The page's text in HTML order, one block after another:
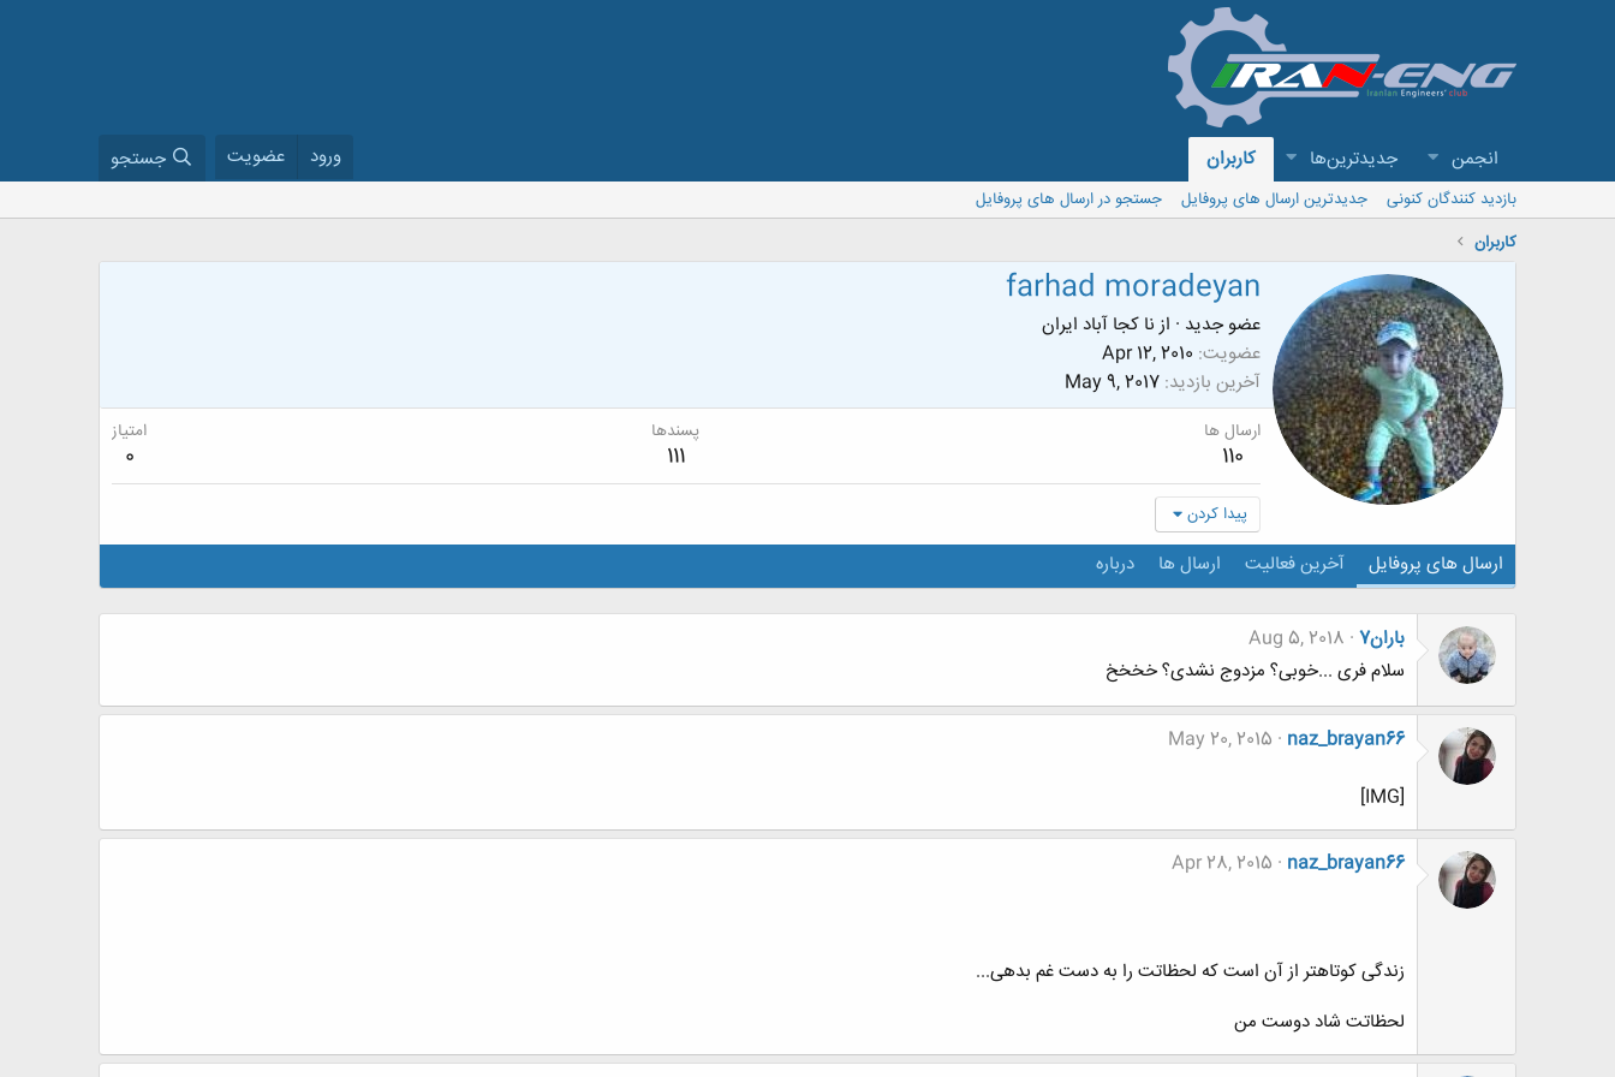
انجمن جدیدترین‌ها کاربران ورود عضویت جستجو
بازدید کنندگان کنونی جدیدترین ارسال های پروفایل
جستجو در ارسال های پروفایل
کاربران
farhad moradeyan
عضو جدید · از نا کجا آباد ایران
عضویت Apr 12, 2010
آخرین بازدید May 9, 2017
ارسال ها
110
پسندها
111
امتیاز
0
پیدا کردن
ارسال های پروفایل آخرین فعالیت ارسال ها درباره
باران7
Aug 5, 2018
سلام فری ...خوبی؟ مزدوج نشدی؟ خخخخ
naz_brayan66
May 20, 2015
[IMG]
naz_brayan66
Apr 28, 2015
زندگی کوتاهتر از آن است که لحظاتت را به دست غم بدهی...
لحظاتت شاد دوست من